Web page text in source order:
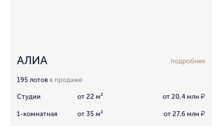
АЛИА подробнее
195 лотов в продаже
Студии от 22 м² от 20,4 млн ₽
1-комнатная от 35 м² от 27,6 млн ₽